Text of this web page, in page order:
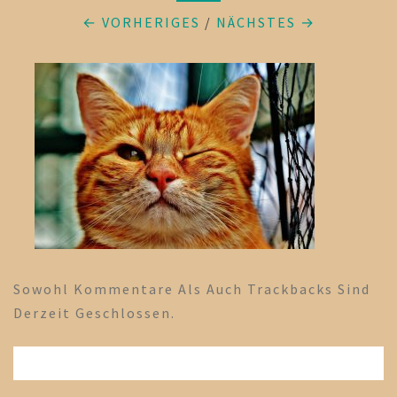
← VORHERIGES / NÄCHSTES →
Sowohl Kommentare Als Auch Trackbacks Sind
Derzeit Geschlossen.